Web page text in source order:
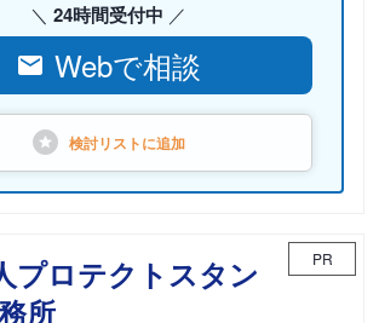
24時間受付中
Webで相談
検討リストに追加
プロテクトスタン
所
PR